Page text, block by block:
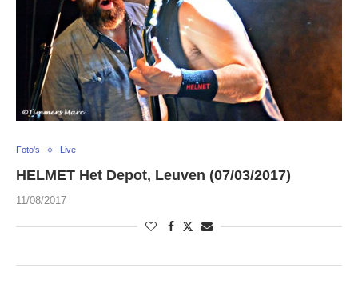
Foto's Live
HELMET Het Depot, Leuven (07/03/2017)
11/08/2017